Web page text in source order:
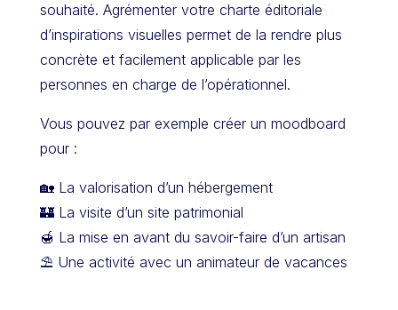
souhaité. Agrémenter votre charte éditoriale
d’inspirations visuelles permet de la rendre plus
concrète et facilement applicable par les
personnes en charge de l’opérationnel.
Vous pouvez par exemple créer un moodboard
pour :
🏡 La valorisation d’un hébergement
🏰 La visite d’un site patrimonial
🍯 La mise en avant du savoir-faire d’un artisan
⛱ Une activité avec un animateur de vacances